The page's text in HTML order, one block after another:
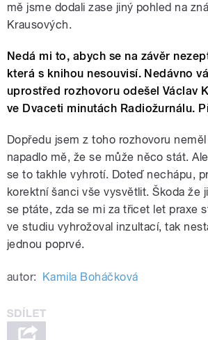
mě jsme dodali zase jiný pohled na
Krausových.
Nedá mi to, abych se na závěr
která s knihou nesouvisí. Nedávno
uprostřed rozhovoru odešel Václav
ve Dvaceti minutách Radiožurnálu.
Dopředu jsem z toho rozhovoru
napadlo mě, že se může něco stát.
se to takhle vyhrotí. Doteď nechápu,
korektní šanci vše vysvětlit. Škoda že
se ptáte, zda se mi za třicet let praxe
ve studiu vyhrožoval inzultací, tak
jednou poprvé.
autor: Kamila Boháčková